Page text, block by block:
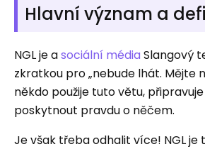
Hlavní význam a
NGL je asociální média Slangový
zkratkou pro „nebude lhát. Mějte
někdo použije tuto větu,
poskytnout pravdu o něčem.
Je však třeba odhalit více! NGL